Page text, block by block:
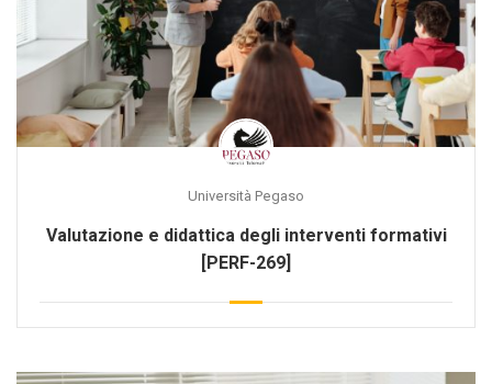
Università Pegaso
Valutazione e didattica degli interventi formativi
[PERF-269]